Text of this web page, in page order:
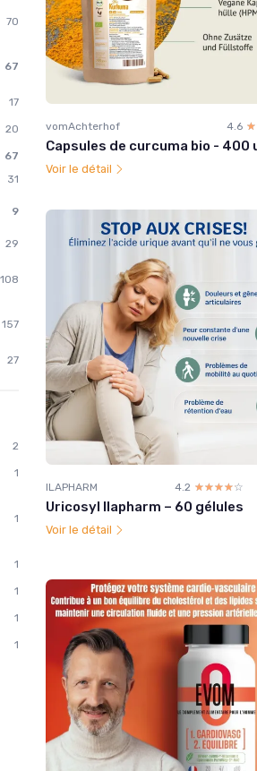
70
67
17
20
67
31
9
29
108
157
27
2
1
1
1
1
1
1
vomAchterhof 4.6
Capsules de curcuma bio - 400
Voir le détail
ILAPHARM 4.2 ☆☆☆☆☆
★★★★★
Uricosyl Ilapharm – 60 gélules
Voir le détail